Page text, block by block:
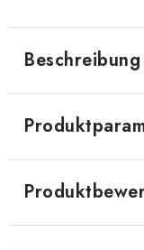
Beschreibung